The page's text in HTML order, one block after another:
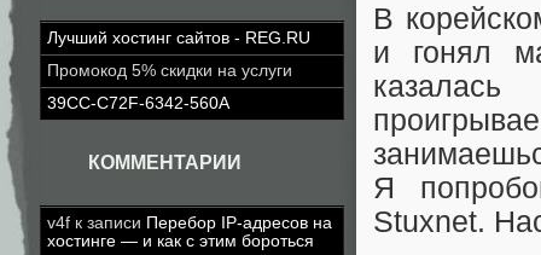
Лучший хостинг сайтов - REG.RU
Промокод 5% скидки на услуги
39CC-C72F-6342-560A
КОММЕНТАРИИ
v4f к записи Перебор IP-адресов на
хостинге — и как с этим бороться
В
и гонял
Я
Stuxnet.